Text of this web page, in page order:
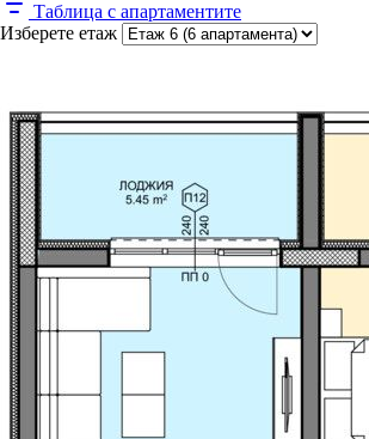
Таблица с апартаментите
Изберете етаж